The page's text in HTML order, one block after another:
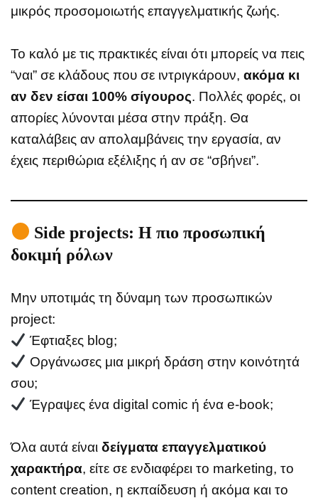
μικρός προσομοιωτής επαγγελματικής ζωής.
Το καλό με τις πρακτικές είναι ότι μπορείς να πεις
“ναι” σε κλάδους που σε ιντριγκάρουν, ακόμα κι
αν δεν είσαι 100% σίγουρος. Πολλές φορές, οι
απορίες λύνονται μέσα στην πράξη. Θα
καταλάβεις αν απολαμβάνεις την εργασία, αν
έχεις περιθώρια εξέλιξης ή αν σε “σβήνει”.
Side projects: Η πιο προσωπική
δοκιμή ρόλων
Μην υποτιμάς τη δύναμη των προσωπικών
project:
Έφτιαξες blog;
Οργάνωσες μια μικρή δράση στην κοινότητά
σου;
Έγραψες ένα digital comic ή ένα e-book;
Όλα αυτά είναι δείγματα επαγγελματικού
χαρακτήρα, είτε σε ενδιαφέρει το marketing, το
content creation, η εκπαίδευση ή ακόμα και το